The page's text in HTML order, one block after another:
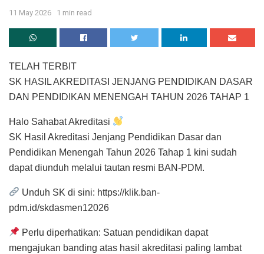
11 May 2026 1 min read
TELAH TERBIT
SK HASIL AKREDITASI JENJANG PENDIDIKAN DASAR
DAN PENDIDIKAN MENENGAH TAHUN 2026 TAHAP 1
Halo Sahabat Akreditasi
SK Hasil Akreditasi Jenjang Pendidikan Dasar dan
Pendidikan Menengah Tahun 2026 Tahap 1 kini sudah
dapat diunduh melalui tautan resmi BAN-PDM.
Unduh SK di sini: https://klik.ban-
pdm.id/skdasmen12026
Perlu diperhatikan: Satuan pendidikan dapat
mengajukan banding atas hasil akreditasi paling lambat